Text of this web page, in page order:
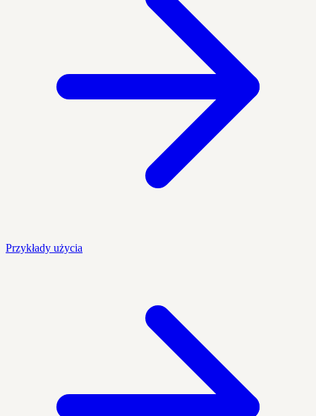
Przykłady użycia